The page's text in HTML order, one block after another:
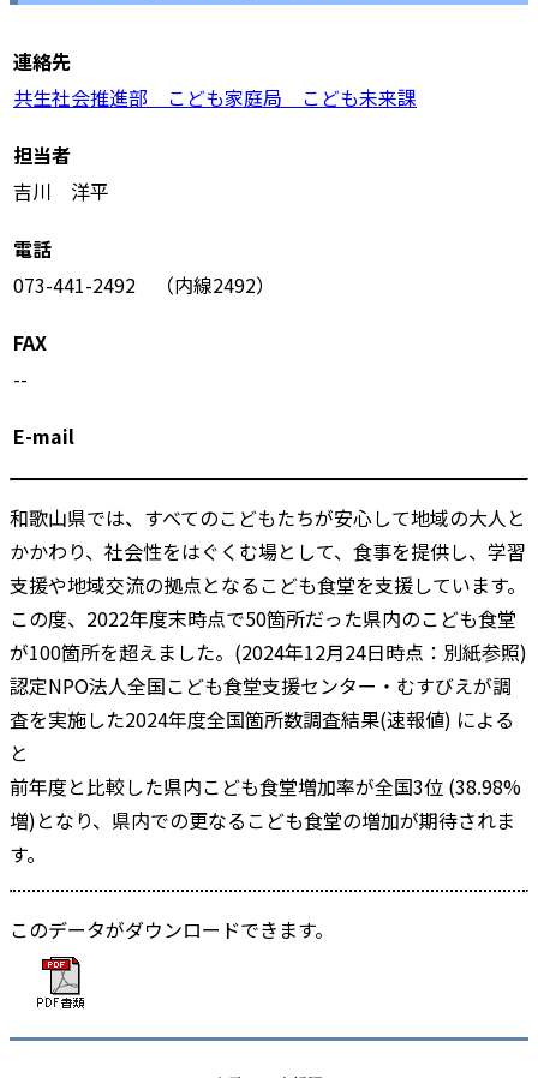
連絡先
共生社会推進部 こども家庭局 こども未来課
担当者
吉川 洋平
電話
073-441-2492 （内線2492）
FAX
--
E-mail
和歌山県では、すべてのこどもたちが安心して地域の大人と
かかわり、社会性をはぐくむ場として、食事を提供し、学習
支援や地域交流の拠点となるこども食堂を支援しています。
この度、2022年度末時点で50箇所だった県内のこども食堂
が100箇所を超えました。(2024年12月24日時点：別紙参照)
認定NPO法人全国こども食堂支援センター・むすびえが調
査を実施した2024年度全国箇所数調査結果(速報値) による
と
前年度と比較した県内こども食堂増加率が全国3位 (38.98%
増)となり、県内での更なるこども食堂の増加が期待されま
す。
このデータがダウンロードできます。